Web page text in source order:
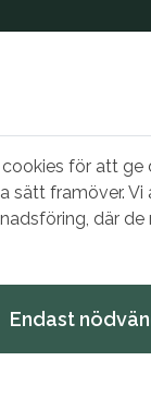
för att
sätt framöver.
där
Endast